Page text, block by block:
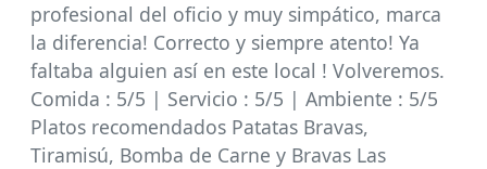
profesional del oficio y muy simpático, marca
la diferencia! Correcto y siempre atento! Ya
faltaba alguien así en este local ! Volveremos.
Comida : 5/5 | Servicio : 5/5 | Ambiente : 5/5
Platos recomendados Patatas Bravas,
Tiramisú, Bomba de Carne y Bravas Las